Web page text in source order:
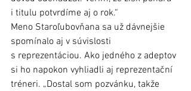
i titulu potvrdíme aj o rok.“
Meno Staroľubovňana sa už dávnejšie
spomínalo aj v súvislosti
s reprezentáciou. Ako jedného z adeptov
si ho napokon vyhliadli aj reprezentační
tréneri. „Dostal som pozvánku, takže